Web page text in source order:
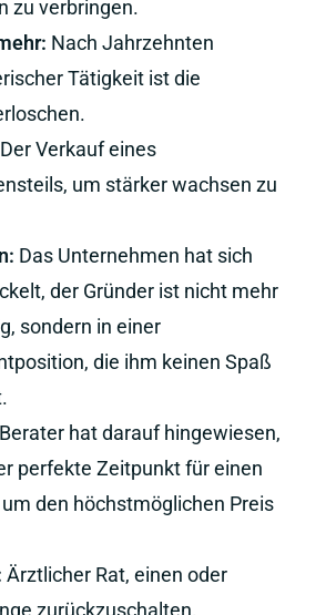
zu verbringen.
Nach Jahrzehnten
Tätigkeit ist die
Der Verkauf eines
um stärker wachsen zu
Das Unternehmen hat sich
der Gründer ist nicht mehr
sondern in einer
die ihm keinen Spaß
hat darauf hingewiesen,
perfekte Zeitpunkt für einen
den höchstmöglichen Preis
Ärztlicher Rat, einen oder
zurückzuschalten.